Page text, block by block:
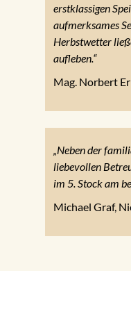
erstklassigen
aufmerksames
Herbstwetter
aufleben.“
Mag. Norbert
„Neben der
liebevollen
im 5. Stock am
Michael Graf,